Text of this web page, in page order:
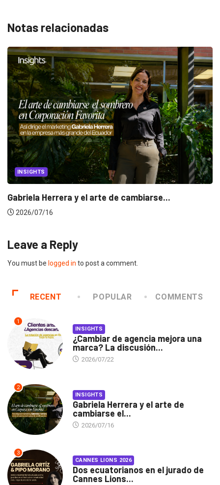
Notas relacionadas
CANNES LIONS 2026
Dos ecuatorianos en el jurado de Cannes...
2026/06/23
Leave a Reply
You must be logged in to post a comment.
RECENT POPULAR COMMENTS
1
INSIGHTS
¿Cambiar de agencia mejora una
marca? La discusión...
2026/07/22
2
INSIGHTS
Gabriela Herrera y el arte de
cambiarse el...
2026/07/16
3
CANNES LIONS 2026
Dos ecuatorianos en el jurado de
Cannes Lions...